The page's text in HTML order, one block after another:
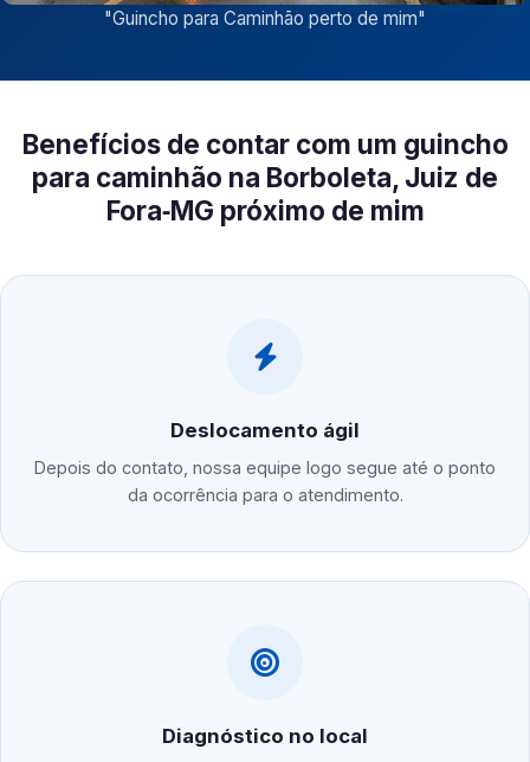
"Guincho para Caminhão perto de mim"
Benefícios de contar com um guincho
para caminhão na Borboleta, Juiz de
Fora‑MG próximo de mim
Deslocamento ágil
Depois do contato, nossa equipe logo segue até o ponto
da ocorrência para o atendimento.
Diagnóstico no local